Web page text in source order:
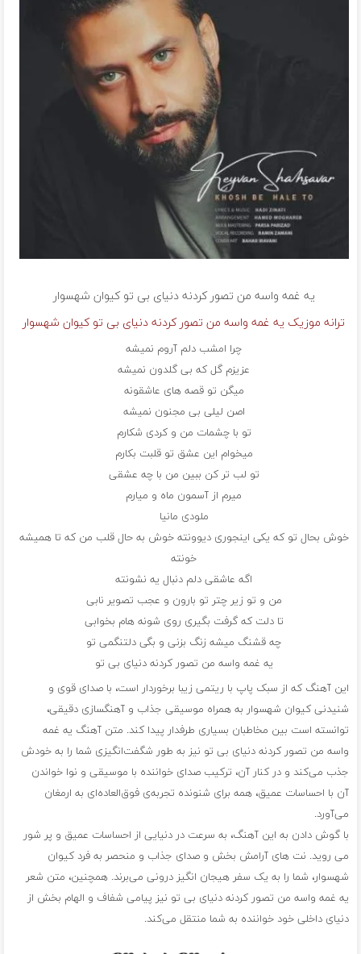
یه غمه واسه من تصور کردنه دنیای بی توکیوان شهسوار
ترانه موزیک یه غمه واسه من تصور کردنه دنیای بی تو کیوان شهسوار
چرا امشب دلم آروم نمیشه
عزیزم گل که بی گلدون نمیشه
میگن تو قصه های عاشقونه
اصن لیلی بی مجنون نمیشه
تو با چشمات من و کردی شکارم
میخوام این عشق تو قلبت بکارم
تو لب تر کن ببین من با چه عشقی
میرم از آسمون ماه و میارم
ملودی مانیا
خوش بحال تو که یکی اینجوری دیوونته خوش به حال قلب من که تا همیشه
خونته
اگه عاشقی دلم دنبال یه نشونته
من و تو زیر چتر تو بارون و عجب تصویر نابی
تا دلت که گرفت بگیری روی شونه هام بخوابی
چه قشنگ میشه زنگ بزنی و بگی دلتنگمی تو
یه غمه واسه من تصور کردنه دنیای بی تو
این آهنگ که از سبک پاپ با ریتمی زیبا برخوردار است، با صدای قوی و
شنیدنی کیوان شهسوار به همراه موسیقی جذاب و آهنگسازی دقیقی،
توانسته است بین مخاطبان بسیاری طرفدار پیدا کند. متن آهنگ یه غمه
واسه من تصور کردنه دنیای بی تو نیز به طور شگفت‌انگیزی شما را به خودش
جذب می‌کند و در کنار آن، ترکیب صدای خواننده با موسیقی و نوا خواندن
آن با احساسات عمیق، همه برای شنونده تجربه‌ی فوق‌العاده‌ای به ارمغان
می‌آورد.
با گوش دادن به این آهنگ، به سرعت در دنیایی از احساسات عمیق و پر شور
می روید. نت های آرامش بخش و صدای جذاب و منحصر به فرد کیوان
شهسوار، شما را به یک سفر هیجان انگیز درونی می‌برند. همچنین، متن شعر
یه غمه واسه من تصور کردنه دنیای بی تو نیز پیامی شفاف و الهام بخش از
دنیای داخلی خود خواننده به شما منتقل می‌کند.